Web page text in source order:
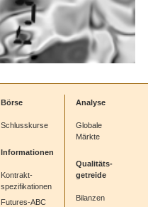
Börse
Schlusskurse
Informationen
Kontrakt-
spezifikationen
Futures-ABC
Analyse
Globale
Märkte
Qualitäts-
getreide
Bilanzen